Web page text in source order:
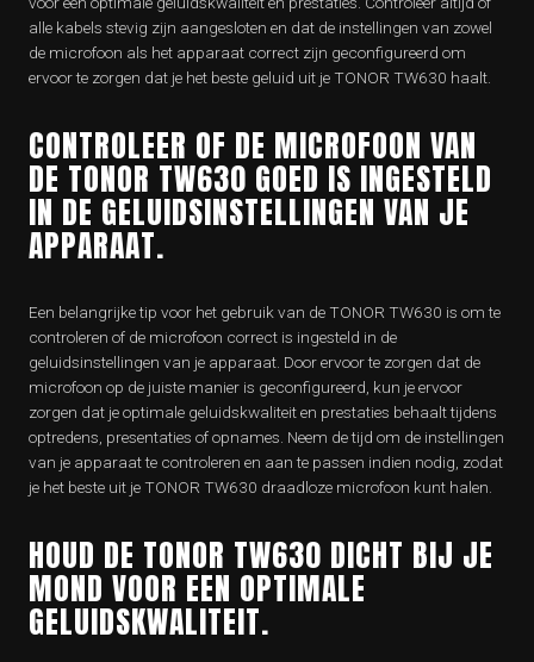
alle kabels stevig zijn aangesloten en dat de instellingen van zowel
de microfoon als het apparaat correct zijn geconfigureerd om
ervoor te zorgen dat je het beste geluid uit je TONOR TW630 haalt.
CONTROLEER OF DE MICROFOON VAN
DE TONOR TW630 GOED IS INGESTELD
IN DE GELUIDSINSTELLINGEN VAN JE
APPARAAT.
Een belangrijke tip voor het gebruik van de TONOR TW630 is om te
controleren of de microfoon correct is ingesteld in de
geluidsinstellingen van je apparaat. Door ervoor te zorgen dat de
microfoon op de juiste manier is geconfigureerd, kun je ervoor
zorgen dat je optimale geluidskwaliteit en prestaties behaalt tijdens
optredens, presentaties of opnames. Neem de tijd om de instellingen
van je apparaat te controleren en aan te passen indien nodig, zodat
je het beste uit je TONOR TW630 draadloze microfoon kunt halen.
HOUD DE TONOR TW630 DICHT BIJ JE
MOND VOOR EEN OPTIMALE
GELUIDSKWALITEIT.